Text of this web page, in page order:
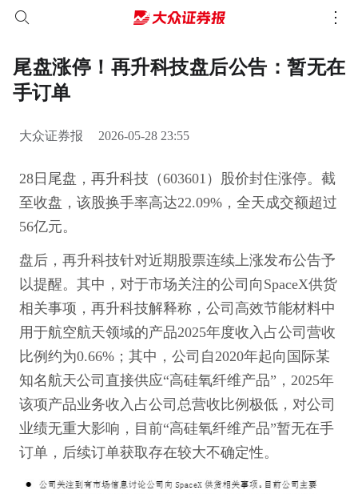
尾盘涨停！再升科技盘后公告：暂无在
手订单
大众证券报 2026-05-28 23:55
28日尾盘，再升科技（603601）股价封住涨停。截
至收盘，该股换手率高达22.09%，全天成交额超过
56亿元。
盘后，再升科技针对近期股票连续上涨发布公告予
以提醒。其中，对于市场关注的公司向SpaceX供货
相关事项，再升科技解释称，公司高效节能材料中
用于航空航天领域的产品2025年度收入占公司营收
比例约为0.66%；其中，公司自2020年起向国际某
知名航天公司直接供应“高硅氧纤维产品”，2025年
该项产品业务收入占公司总营收比例极低，对公司
业绩无重大影响，目前“高硅氧纤维产品”暂无在手
订单，后续订单获取存在较大不确定性。